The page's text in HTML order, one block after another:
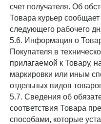
счет получателя. Об
Товара курьер
следующего рабочего
5.6. Информация о
Покупателя в
прилагаемой к Товару,
маркировки или иным
отдельных видов
5.7. Сведения об
соответствия Товара
способами, которые